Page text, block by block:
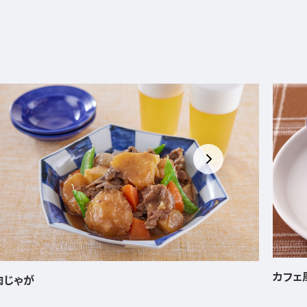
フェ風 豆腐バーグとおむすびプレート うなぎ